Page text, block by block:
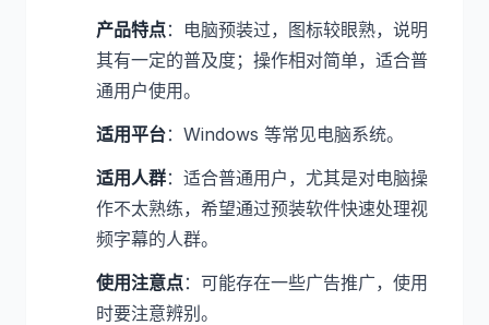
产品特点：电脑预装过，图标较眼熟，说明
其有一定的普及度；操作相对简单，适合普
通用户使用。
适用平台：Windows 等常见电脑系统。
适用人群：适合普通用户，尤其是对电脑操
作不太熟练，希望通过预装软件快速处理视
频字幕的人群。
使用注意点：可能存在一些广告推广，使用
时要注意辨别。